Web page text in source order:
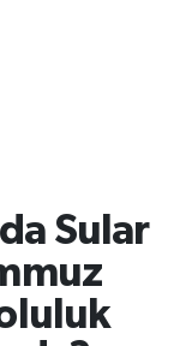
Sular